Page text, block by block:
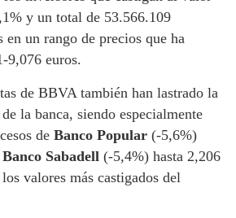
y un total de 53.566.109
en un rango de precios que ha
9,076 euros.
de BBVA también han lastrado la
la banca, siendo especialmente
de Banco Popular (-5,6%)
Banco Sabadell (-5,4%) hasta 2,206
valores más castigados del